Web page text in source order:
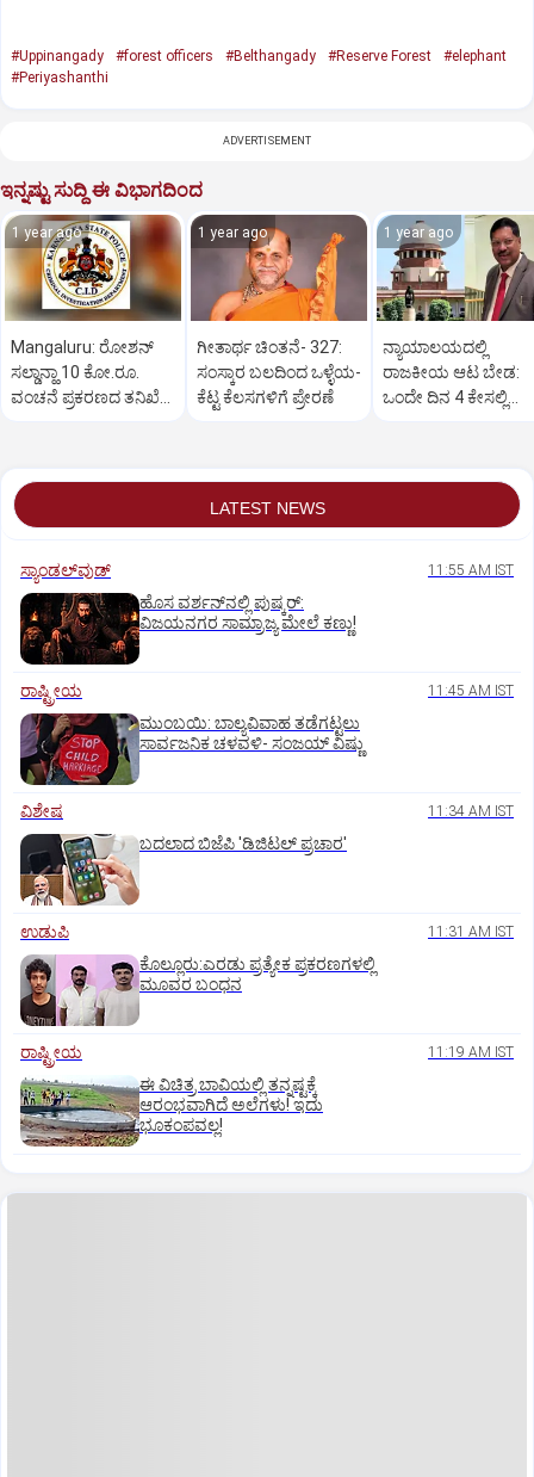
#Uppinangady #forest officers #Belthangady #Reserve Forest
#elephant
#Periyashanthi
ADVERTISEMENT
ಇನ್ನಷ್ಟು ಸುದ್ದಿ ಈ ವಿಭಾಗದಿಂದ
1 year ago
Mangaluru: ರೋಶನ್‌
ಸಲ್ಡಾನ್ಹಾ 10 ಕೋ.ರೂ.
ವಂಚನೆ ಪ್ರಕರಣದ ತನಿಖೆ
1 year ago
ಗೀತಾರ್ಥ ಚಿಂತನೆ- 327:
ಸಂಸ್ಕಾರ ಬಲದಿಂದ ಒಳ್ಳೆಯ-
ಕೆಟ್ಟ ಕೆಲಸಗಳಿಗೆ ಪ್ರೇರಣೆ
1 year ago
ನ್ಯಾಯಾಲಯದಲ್ಲಿ
ರಾಜಕೀಯ ಆಟ ಬೇಡ:
ಒಂದೇ ದಿನ 4 ಕೇಸಲ್ಲಿ
LATEST NEWS
ಸ್ಯಾಂಡಲ್‌ವುಡ್‌ 11:55 AM IST
ಹೊಸ ವರ್ಶನ್‌ನಲ್ಲಿ ಪುಷ್ಕರ್‌:
ವಿಜಯನಗರ ಸಾಮ್ರಾಜ್ಯ ಮೇಲೆ ಕಣ್ಣು!
ರಾಷ್ಟ್ರೀಯ 11:45 AM IST
ಮುಂಬಯಿ: ಬಾಲ್ಯವಿವಾಹ ತಡೆಗಟ್ಟಲು
ಸಾರ್ವಜನಿಕ ಚಳವಳಿ- ಸಂಜಯ್‌ ವಿಷ್ಣು
ವಿಶೇಷ 11:34 AM IST
ಬದಲಾದ ಬಿಜೆಪಿ 'ಡಿಜಿಟಲ್‌ ಪ್ರಚಾರ'
ಉಡುಪಿ 11:31 AM IST
ಕೊಲ್ಲೂರು:ಎರಡು ಪ್ರತ್ಯೇಕ ಪ್ರಕರಣಗಳಲ್ಲಿ
ಮೂವರ ಬಂಧನ
ರಾಷ್ಟ್ರೀಯ 11:19 AM IST
ಈ ವಿಚಿತ್ರ ಬಾವಿಯಲ್ಲಿ ತನ್ನಷ್ಟಕ್ಕೆ
ಆರಂಭವಾಗಿದೆ ಅಲೆಗಳು! ಇದು
ಭೂಕಂಪವಲ್ಲ!